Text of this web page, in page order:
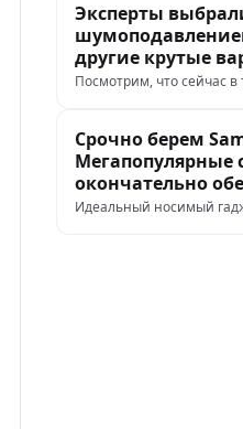
Эксперты
другие крутые
Посмотрим, что сейчас в
Срочно берем
Мегапопулярные
окончательно
Идеальный носимый